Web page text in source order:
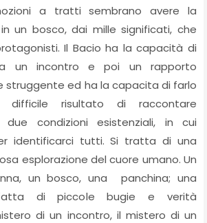
a tratti sembrano avere la
un bosco, dai mille significati, che
Il Bacio ha la capacità di
un incontro e poi un rapporto
struggente ed ha la capacita di farlo
difficile risultato di raccontare
due condizioni esistenziali, in cui
identificarci tutti. Si tratta di una
esplorazione del cuore umano. Un
un bosco, una panchina; una
fatta di piccole bugie e verità
di un incontro, il mistero di un